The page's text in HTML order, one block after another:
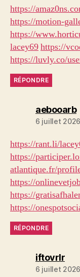
https://
https://motion-
https://
lacey69https://
https://luvly.co/
RÉPONDRE
aebooarb
6 juillet
https://rant.li/
https://
atlantique.fr/
https://
https://
https://
RÉPONDRE
iftovrlrdit :
6 juillet